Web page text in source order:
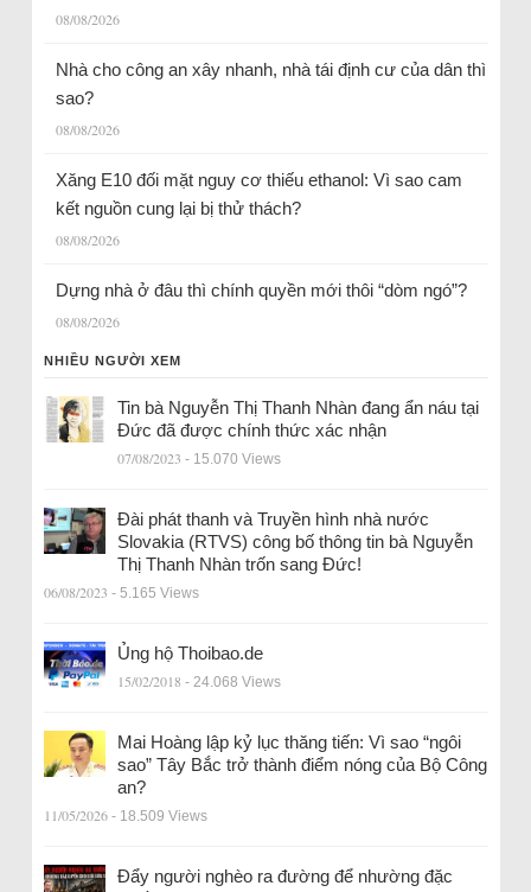
08/08/2026
Nhà cho công an xây nhanh, nhà tái định cư của dân thì
sao?
08/08/2026
Xăng E10 đối mặt nguy cơ thiếu ethanol: Vì sao cam
kết nguồn cung lại bị thử thách?
08/08/2026
Dựng nhà ở đâu thì chính quyền mới thôi “dòm ngó”?
08/08/2026
NHIỀU NGƯỜI XEM
Tin bà Nguyễn Thị Thanh Nhàn đang ẩn náu tại
Đức đã được chính thức xác nhận
07/08/2023 - 15.070 Views
Đài phát thanh và Truyền hình nhà nước
Slovakia (RTVS) công bố thông tin bà Nguyễn
Thị Thanh Nhàn trốn sang Đức!
06/08/2023 - 5.165 Views
Ủng hộ Thoibao.de
15/02/2018 - 24.068 Views
Mai Hoàng lập kỷ lục thăng tiến: Vì sao “ngôi
sao” Tây Bắc trở thành điểm nóng của Bộ Công
an?
11/05/2026 - 18.509 Views
Đẩy người nghèo ra đường để nhường đặc